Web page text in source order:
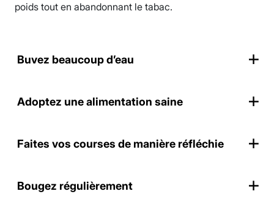
poids tout en abandonnant le tabac.
Buvez beaucoup d’eau
Adoptez une alimentation saine
Faites vos courses de manière réfléchie
Bougez régulièrement